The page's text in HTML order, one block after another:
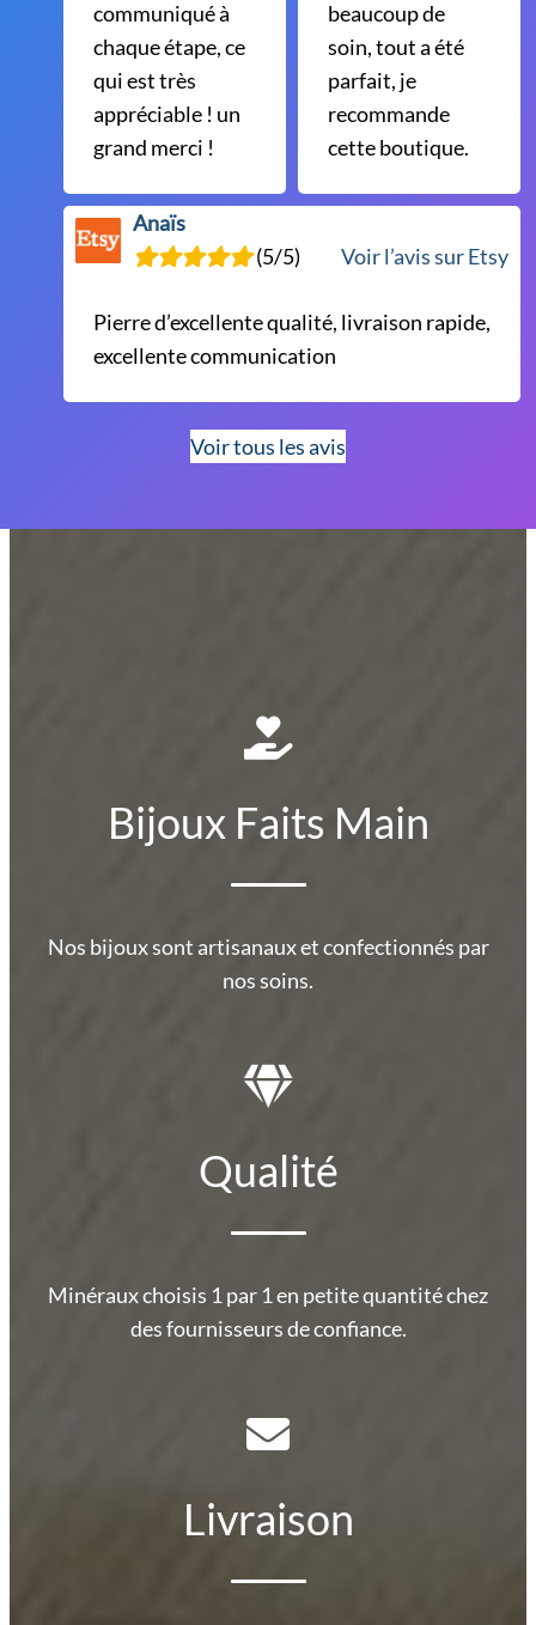
communiqué à
chaque étape, ce
qui est très
appréciable ! un
grand merci !
beaucoup de
soin, tout a été
parfait, je
recommande
cette boutique.
Anaïs
(5/5)
Voir l’avis sur Etsy
Pierre d’excellente qualité, livraison rapide,
excellente communication
Voir tous les avis
Bijoux Faits Main
Nos bijoux sont artisanaux et confectionnés par
nos soins.
Qualité
Minéraux choisis 1 par 1 en petite quantité chez
des fournisseurs de confiance.
Livraison